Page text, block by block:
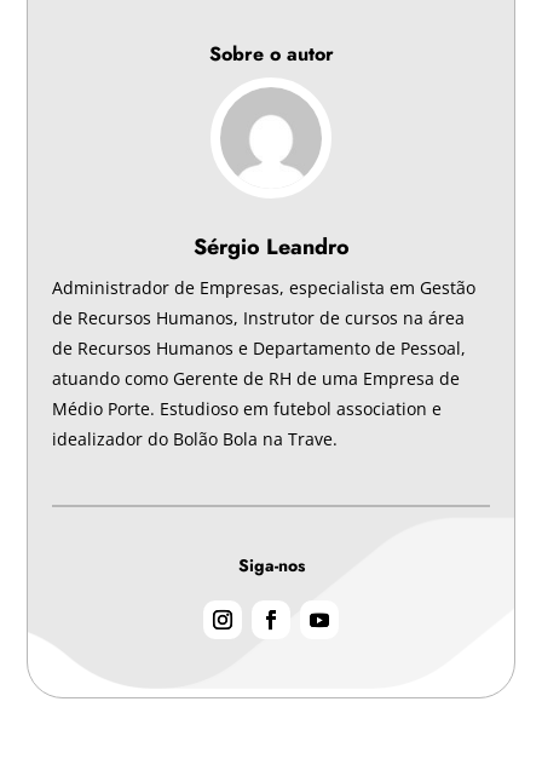
Sobre o autor
Sérgio Leandro
Administrador de Empresas, especialista em Gestão
de Recursos Humanos, Instrutor de cursos na área
de Recursos Humanos e Departamento de Pessoal,
atuando como Gerente de RH de uma Empresa de
Médio Porte. Estudioso em futebol association e
idealizador do Bolão Bola na Trave.
Siga-nos